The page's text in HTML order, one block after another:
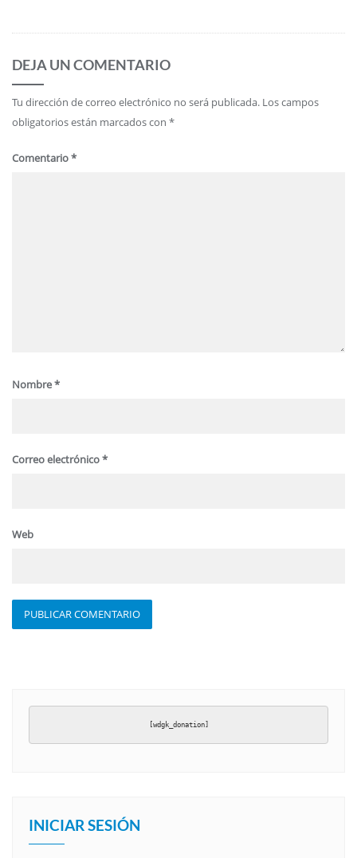
DEJA UN COMENTARIO
Tu dirección de correo electrónico no será publicada. Los campos
obligatorios están marcados con *
Comentario*
Nombre*
Correo electrónico*
Web
[wdgk_donation]
INICIAR SESIÓN